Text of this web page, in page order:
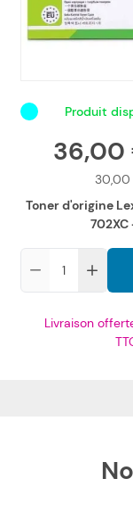
Produit
36,00
Toner d'origine
702XC
Livraison